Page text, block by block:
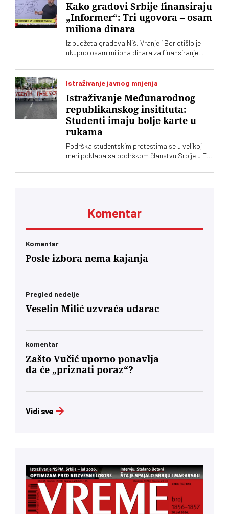
Kako gradovi Srbije finansiraju
„Informer“: Tri ugovora – osam
miliona dinara
Iz budžeta gradova Niš, Vranje i Bor otišlo je
ukupno osam miliona dinara za finansiranje
narodna poslanica Stranke slobode i pravde
Istraživanje javnog mnjenja
Istraživanje Međunarodnog
republikanskog insitituta:
Studenti imaju bolje karte u
rukama
Podrška studentskim protestima se u velikoj
meri poklapa sa podrškom članstvu Srbije u EU.
ključnih tema predstojeće izborne kampanje.
republikanskog instituta pokazuje da studenti u
Komentar
Komentar
Posle izbora nema kajanja
Pregled nedelje
Veselin Milić uzvraća udarac
komentar
Zašto Vučić uporno ponavlja
da će „priznati poraz“?
Vidi sve